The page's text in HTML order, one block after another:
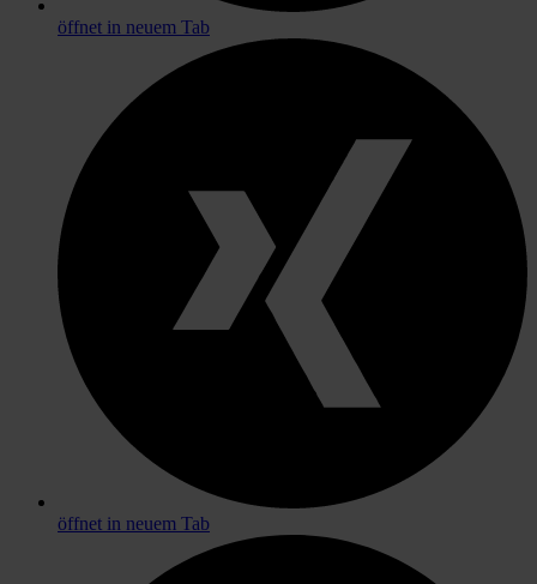
öffnet in neuem Tab
öffnet in neuem Tab